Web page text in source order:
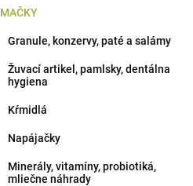
MAČKY
Granule, konzervy, paté a salámy
Žuvací artikel, pamlsky, dentálna
hygiena
Kŕmidlá
Napájačky
Minerály, vitamíny, probiotiká,
mliečne náhrady